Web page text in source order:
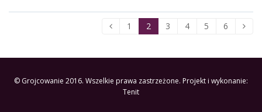
1 2 3 4 5 6
© Grojcowanie 2016. Wszelkie prawa zastrzeżone. Projekt i wykonanie:
Tenit